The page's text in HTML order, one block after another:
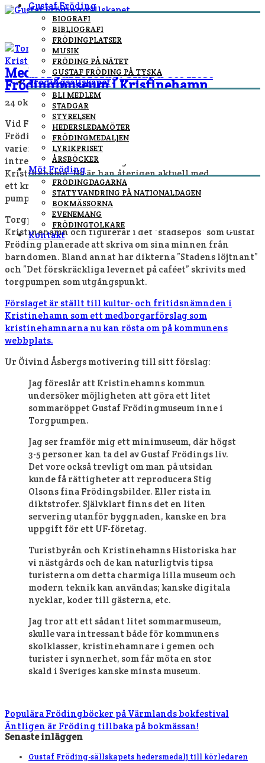
Gustaf Fröding
BIOGRAFI
BIBLIOGRAFI
FRÖDINGPLATSER
MUSIK
FRÖDING PÅ NÄTET
GUSTAF FRÖDING PÅ TYSKA
Frödingsällskapet
BLI MEDLEM
STADGAR
STYRELSEN
HEDERSLEDAMÖTER
FRÖDINGMEDALJEN
LYRIKPRISET
ÅRSBÖCKER
Möt Fröding
FRÖDINGDAGARNA
STATYVANDRING PÅ NATIONALDAGEN
BOKMÄSSORNA
EVENEMANG
FRÖDINGTOLKARE
Kontakt
Medborgarförslag: Skapa ett litet
Frödingmuseum i Kristinehamn
24 oktober, 2022ByFredrik Höglund
Vid Frödingdagarna 2022 tilldelades Öivind Åsberg
Frödingsällskapets hedersmedalj för sina många och
varierade insatser för att sprida kunskap och väcka
intresse för Gustaf Fröding i hans barndomsstad
Kristinehamn. Nu är han återigen aktuell med
ett kreativt förslag – att skapa ett litet Frödingmuseum i
pumphuset på Södra Torget i Kristinehamn.
Torgpumpen var en samlingsplats i 1800-talets
Kristinehamn och figurerar i det ”stadsepos” som Gustaf
Fröding planerade att skriva om sina minnen från
barndomen. Bland annat har dikterna ”Stadens löjtnant”
och ”Det förskräckliga levernet på caféet” skrivits med
torgpumpen som utgångspunkt.
Förslaget är ställt till kultur- och fritidsnämnden i
Kristinehamn som ett medborgarförslag som
kristinehamnarna nu kan rösta om på kommunens
webbplats.
Ur Öivind Åsbergs motivering till sitt förslag:
Jag föreslår att Kristinehamns kommun
undersöker möjligheten att göra ett litet
sommaröppet Gustaf Frödingmuseum inne i
Torgpumpen.
Jag ser framför mig ett minimuseum, där högst
3-5 personer kan ta del av Gustaf Frödings liv.
Det vore också trevligt om man på utsidan
kunde få rättigheter att reproducera Stig
Olsons fina Frödingsbilder. Eller rista in
diktstrofer. Självklart finns det en liten
servering utanför byggnaden, kanske en bra
uppgift för ett UF-företag.
Turistbyrån och Kristinehamns Historiska har
vi nästgårds och de kan naturligtvis tipsa
turisterna om detta charmiga lilla museum och
modern teknik kan användas; kanske digitala
nycklar, koder till gästerna, etc.
Jag tror att ett sådant litet sommarmuseum,
skulle vara intressant både för kommunens
skolklasser, kristinehamnare i gemen och
turister i synnerhet, som får möta en stor
skald i Sveriges kanske minsta museum.
Populära Frödingböcker på Värmlands bokfestival
Äntligen är Fröding tillbaka på bokmässan!
Senaste inläggen
Gustaf Fröding-sällskapets hedersmedalj till körledaren